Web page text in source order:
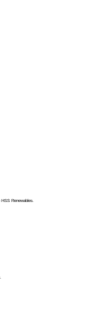
Renewables.